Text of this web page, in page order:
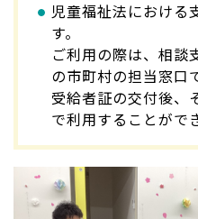
児童福祉法における
す。
ご利用の際は、相談
の市町村の担当窓口
受給者証の交付後、
で利用することがで